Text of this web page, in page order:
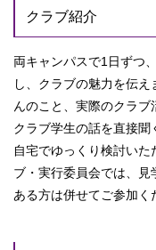
クラブ紹介
両キャンパスで1日ずつ
し、クラブの魅力を伝
んのこと、実際のクラブ
クラブ学生の話を直接
自宅でゆっくり検討い
ブ・実行委員会では、
ある方は併せてご参加く